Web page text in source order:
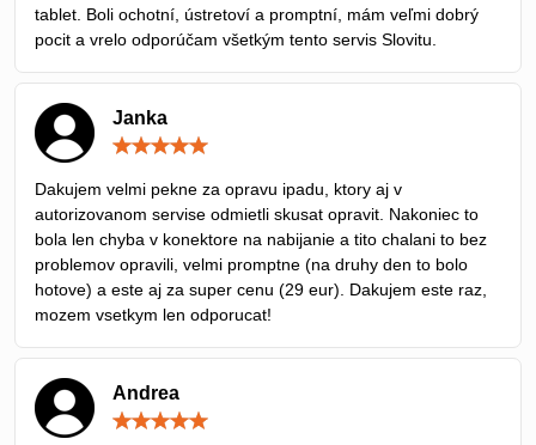
tablet. Boli ochotní, ústretoví a promptní, mám veľmi dobrý
pocit a vrelo odporúčam všetkým tento servis Slovitu.
Janka
5
Dakujem velmi pekne za opravu ipadu, ktory aj v
autorizovanom servise odmietli skusat opravit. Nakoniec to
bola len chyba v konektore na nabijanie a tito chalani to bez
problemov opravili, velmi promptne (na druhy den to bolo
hotove) a este aj za super cenu (29 eur). Dakujem este raz,
mozem vsetkym len odporucat!
Andrea